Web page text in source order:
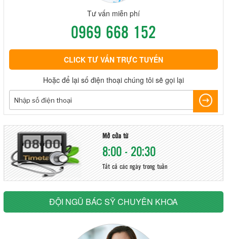
Tư vấn miễn phí
0969 668 152
CLICK TƯ VẤN TRỰC TUYẾN
Hoặc để lại số điện thoại chúng tôi sẽ gọi lại
Mở cửa từ
8:00 - 20:30
Tất cả các ngày trong tuần
ĐỘI NGŨ BÁC SỸ CHUYÊN KHOA